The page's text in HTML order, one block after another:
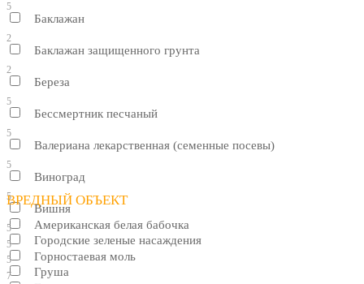
5
Баклажан
2
Баклажан защищенного грунта
2
Береза
5
Бессмертник песчаный
5
Валериана лекарственная (семенные посевы)
5
Виноград
5
Вишня
5
Городские зеленые насаждения
5
Груша
ВРЕДНЫЙ ОБЪЕКТ
Американская белая бабочка
5
Горностаевая моль
7